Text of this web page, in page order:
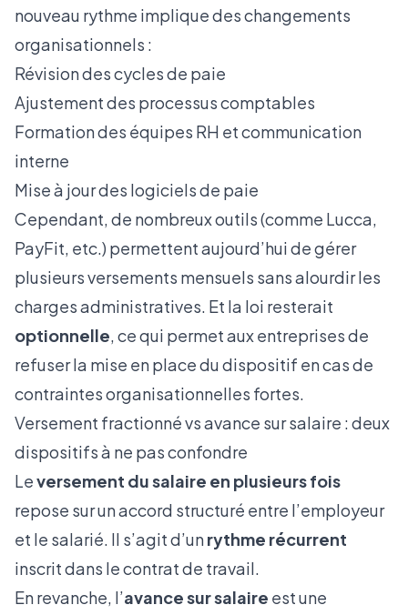
nouveau rythme implique des changements
organisationnels :
Révision des cycles de paie
Ajustement des processus comptables
Formation des équipes RH et communication
interne
Mise à jour des logiciels de paie
Cependant, de nombreux outils (comme Lucca,
PayFit, etc.) permettent aujourd’hui de gérer
plusieurs versements mensuels sans alourdir les
charges administratives. Et la loi resterait
optionnelle, ce qui permet aux entreprises de
refuser la mise en place du dispositif en cas de
contraintes organisationnelles fortes.
Versement fractionné vs avance sur salaire : deux
dispositifs à ne pas confondre
Leversement du salaire en plusieurs fois
repose sur un accord structuré entre l’employeur
et le salarié. Il s’agit d’unrythme récurrent
inscrit dans le contrat de travail.
En revanche, l’avance sur salaire est une